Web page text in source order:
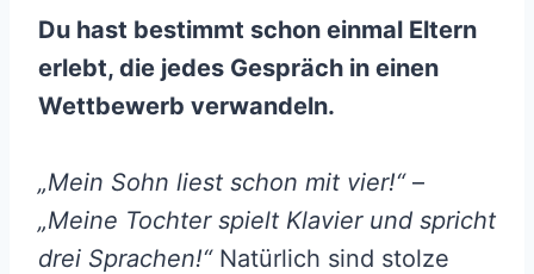
Du hast bestimmt schon einmal Eltern
erlebt, die jedes Gespräch in einen
Wettbewerb verwandeln.
„Mein Sohn liest schon mit vier!“–
„Meine Tochter spielt Klavier und spricht
drei Sprachen!“ Natürlich sind stolze